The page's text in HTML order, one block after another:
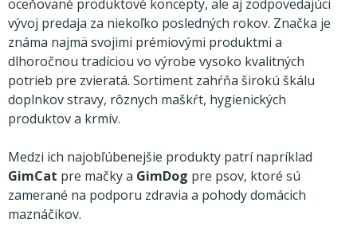
oceňované produktové koncepty, ale aj zodpovedajúci
vývoj predaja za niekoľko posledných rokov. Značka je
známa najmä svojimi prémiovými produktmi a
dlhoročnou tradíciou vo výrobe vysoko kvalitných
potrieb pre zvieratá. Sortiment zahŕňa širokú škálu
doplnkov stravy, rôznych maškŕt, hygienických
produktov a krmív.
Medzi ich najobľúbenejšie produkty patrí napríklad
GimCat pre mačky a GimDog pre psov, ktoré sú
zamerané na podporu zdravia a pohody domácich
maznáčikov.
p
r
o
d
u
t
o
v